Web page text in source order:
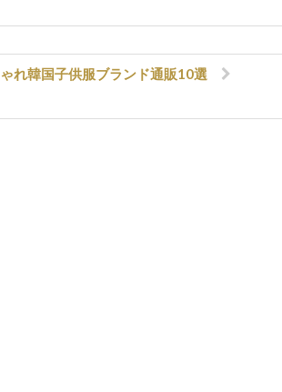
れ韓国子供服ブランド通販10選